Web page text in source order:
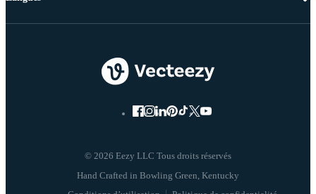
© 2026 Eezy LLC Tous droits réservés